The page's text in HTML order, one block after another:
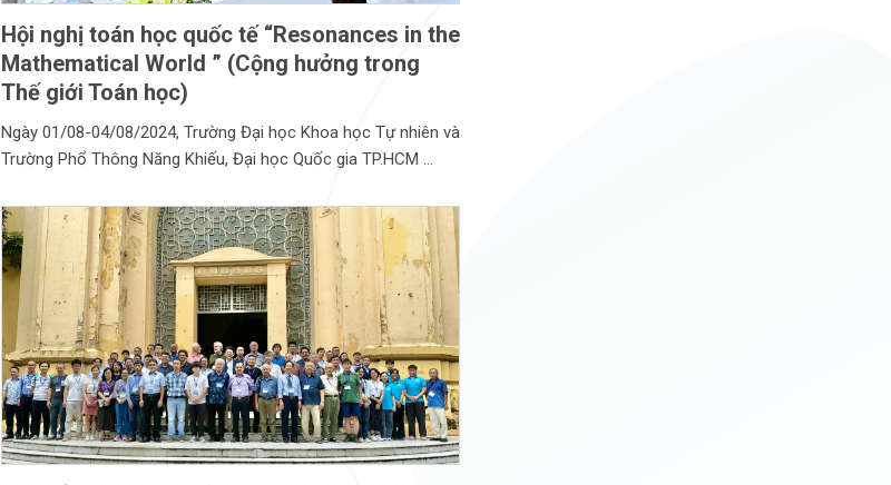
Hội nghị toán học quốc tế “Resonances in the
Mathematical World ” (Cộng hưởng trong
Thế giới Toán học)
Ngày 01/08-04/08/2024, Trường Đại học Khoa học Tự nhiên và
Trường Phổ Thông Năng Khiếu, Đại học Quốc gia TP.HCM